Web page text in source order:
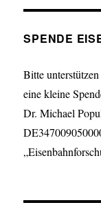
SPENDE
Bitte
eine kleine
Dr. Michael